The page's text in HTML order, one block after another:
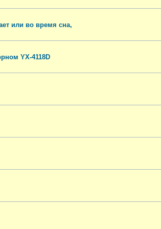
или во время сна,
YX-4118D